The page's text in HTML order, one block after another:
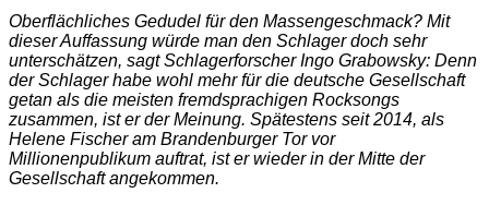
Oberflächliches Gedudel für den Massengeschmack? Mit
dieser Auffassung würde man den Schlager doch sehr
unterschätzen, sagt Schlagerforscher Ingo Grabowsky: Denn
der Schlager habe wohl mehr für die deutsche Gesellschaft
getan als die meisten fremdsprachigen Rocksongs
zusammen, ist er der Meinung. Spätestens seit 2014, als
Helene Fischer am Brandenburger Tor vor
Millionenpublikum auftrat, ist er wieder in der Mitte der
Gesellschaft angekommen.